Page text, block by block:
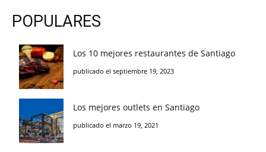
POPULARES
Los 10 mejores restaurantes de Santiago
publicado el septiembre 19, 2023
Los mejores outlets en Santiago
publicado el marzo 19, 2021